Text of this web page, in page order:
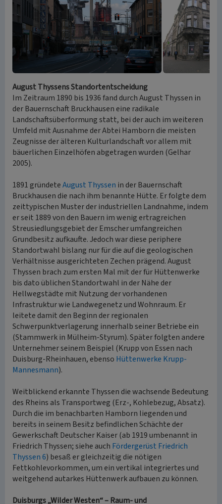
August Thyssens Standortentscheidung
Im Zeitraum 1890 bis 1936 fand durch August Thyssen in
der Bauernschaft Bruckhausen eine radikale
Landschaftsüberformung statt, bei der auch im weiteren
Umfeld mit Ausnahme der Abtei Hamborn die meisten
Zeugnisse der älteren Kulturlandschaft vor allem mit
bäuerlichen Einzelhöfen abgetragen wurden (Gelhar
2005).
1891 gründeteAugust Thyssen in der Bauernschaft
Bruckhausen die nach ihm benannte Hütte. Er folgte dem
zeittypischen Muster der industriellen Landnahme, indem
er seit 1889 von den Bauern im wenig ertragreichen
Streusiedlungsgebiet der Emscher umfangreichen
Grundbesitz aufkaufte. Jedoch war diese periphere
Standortwahl bislang nur für die auf die geologischen
Verhältnisse ausgerichteten Zechen prägend. August
Thyssen brach zum ersten Mal mit der für Hüttenwerke
bis dato üblichen Standortwahl in der Nähe der
Hellwegstädte mit Nutzung der vorhandenen
Infrastruktur wie Landwegenetz und Wohnraum. Er
leitete damit den Beginn der regionalen
Schwerpunktverlagerung innerhalb seiner Betriebe ein
(Stammwerk in Mülheim-Styrum). Später folgten andere
Unternehmer seinem Beispiel (Krupp von Essen nach
Duisburg-Rheinhauen, ebenso Hüttenwerke Krupp-
Mannesmann).
Weitblickend erkannte Thyssen die wachsende Bedeutung
des Rheins als Transportweg (Erz-, Kohlebezug, Absatz).
Durch die im benachbarten Hamborn liegenden und
bereits in seinem Besitz befindlichen Schächte der
Gewerkschaft Deutscher Kaiser (ab 1919 umbenannt in
Friedrich Thyssen; siehe auch Fördergerüst Friedrich
Thyssen 6) besaß er gleichzeitig die nötigen
Fettkohlevorkommen, um ein vertikal integriertes und
weitgehend autarkes Hüttenwerk aufbauen zu können.
Duisburgs „Wilder Westen“ – Raum- und